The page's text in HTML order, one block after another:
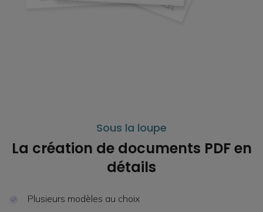
Sous la loupe
La création de documents PDF en
détails
Plusieurs modèles au choix